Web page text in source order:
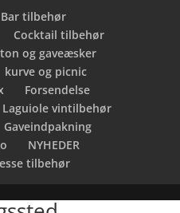
Bar tilbehør
Cocktail tilbehør
og gaveæsker
kurve og picnic
Forsendelse
Laguiole vintilbehør
Gaveindpakning
NYHEDER
tilbehør